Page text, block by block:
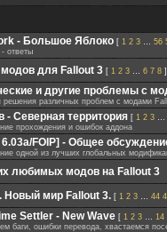
- Большое Яблоко [ 1 2 3 … 56
ответы
модов для Fallout 3 [ 1 2 3 … 6 7 8 ]
и другие проблемы с
решения различных проблем с модами
- Северная территория [ 1 2 3 …
прохождения и ошибок аддона
6.03а/FOIP] - Общее
одной из лучших глобальных
любимых модов на Fallout 3
Новый мир Fallout 3. [ 1 2 3 … 44
Settler - New Wave [ 1 2 3 … 14
баги, ошибки перевода, хвастаемся